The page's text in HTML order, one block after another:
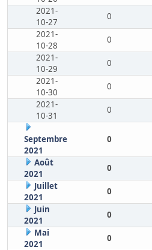
2021-
10-27
0
2021-
10-28
0
2021-
10-29
0
2021-
10-30
0
2021-
10-31
0
Septembre
2021
0
Août
2021
0
Juillet
2021
0
Juin
2021
0
Mai
2021
0